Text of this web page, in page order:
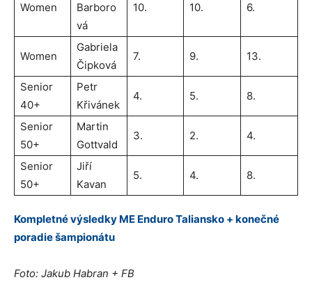
Women
Barboro
vá
10. 10. 6.
Women
Gabriela
Čipková
7. 9. 13.
Senior
40+
Petr
Křivánek
4. 5. 8.
Senior
50+
Martin
Gottvald
3. 2. 4.
Senior
50+
Jiří
Kavan
5. 4. 8.
Kompletné výsledky ME Enduro Taliansko + konečné
poradie šampionátu
Foto: Jakub Habran + FB